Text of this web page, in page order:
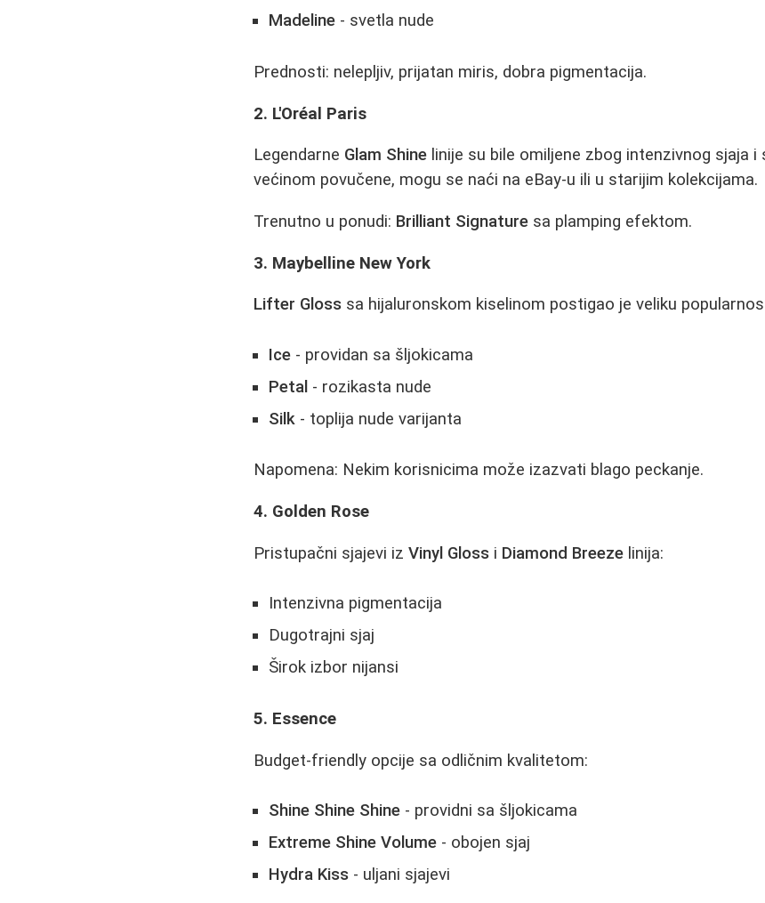
Madeline - svetla nude
Prednosti: nelepljiv, prijatan miris, dobra pigmentacija.
2. L'Oréal Paris
Legendarne Glam Shine linije su bile omiljene zbog intenzivnog sjaja
većinom povučene, mogu se naći na eBay-u ili u starijim kolekcijama.
Trenutno u ponudi: Brilliant Signature sa plamping efektom.
3. Maybelline New York
Lifter Gloss sa hijaluronskom kiselinom postigao je veliku
Ice - providan sa šljokicama
Petal - rozikasta nude
Silk - toplija nude varijanta
Napomena: Nekim korisnicima može izazvati blago peckanje.
4. Golden Rose
Pristupačni sjajevi izVinyl Gloss i Diamond Breeze linija:
Intenzivna pigmentacija
Dugotrajni sjaj
Širok izbor nijansi
5. Essence
Budget-friendly opcije sa odličnim kvalitetom:
Shine Shine Shine - providni sa šljokicama
Extreme Shine Volume - obojen sjaj
Hydra Kiss - uljani sjajevi